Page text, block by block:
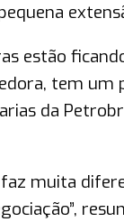
estão
tem
da
muita